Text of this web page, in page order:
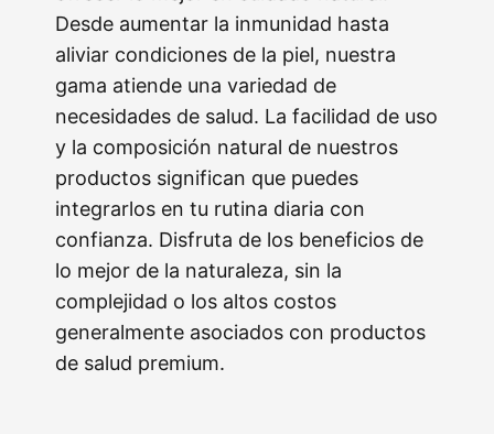
Desde aumentar la inmunidad hasta
aliviar condiciones de la piel, nuestra
gama atiende una variedad de
necesidades de salud. La facilidad de uso
y la composición natural de nuestros
productos significan que puedes
integrarlos en tu rutina diaria con
confianza. Disfruta de los beneficios de
lo mejor de la naturaleza, sin la
complejidad o los altos costos
generalmente asociados con productos
de salud premium.